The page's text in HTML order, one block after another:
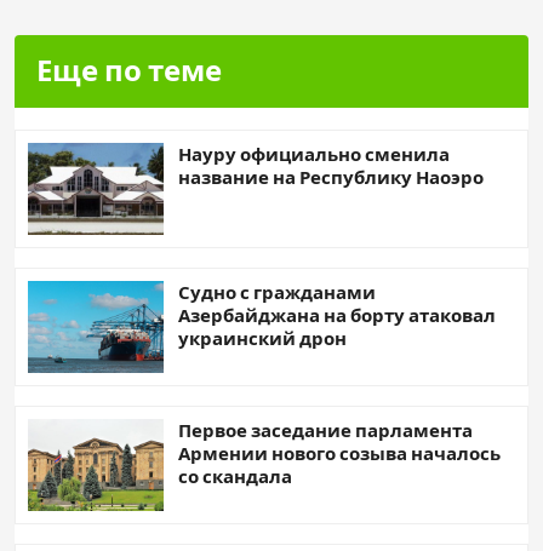
Еще по теме
Науру официально сменила
название на Республику Наоэро
Судно с гражданами
Азербайджана на борту атаковал
украинский дрон
Первое заседание парламента
Армении нового созыва началось
со скандала